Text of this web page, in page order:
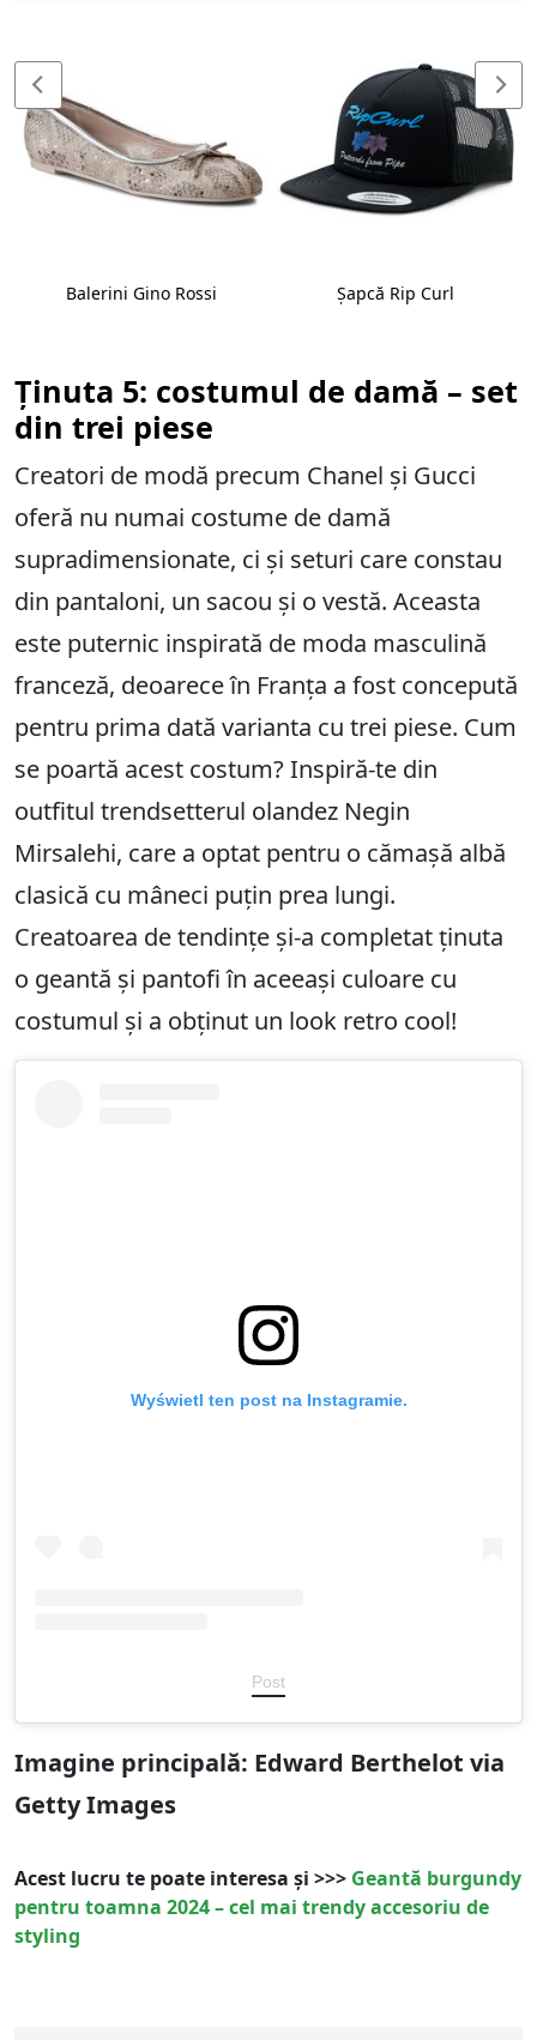
Balerini Gino Rossi Șapcă Rip Curl
Ținuta 5: costumul de damă – set
din trei piese
Creatori de modă precum Chanel și Gucci
oferă nu numai costume de damă
supradimensionate, ci și seturi care constau
din pantaloni, un sacou și o vestă. Aceasta
este puternic inspirată de moda masculină
franceză, deoarece în Franța a fost concepută
pentru prima dată varianta cu trei piese. Cum
se poartă acest costum? Inspiră-te din
outfitul trendsetterul olandez Negin
Mirsalehi, care a optat pentru o cămașă albă
clasică cu mâneci puțin prea lungi.
Creatoarea de tendințe și-a completat ținuta
o geantă și pantofi în aceeași culoare cu
costumul și a obținut un look retro cool!
Wyświetl ten post na Instagramie.
Post
Imagine principală: Edward Berthelot via
Getty Images
Acest lucru te poate interesa și >>> Geantă burgundy
pentru toamna 2024 – cel mai trendy accesoriu de
styling